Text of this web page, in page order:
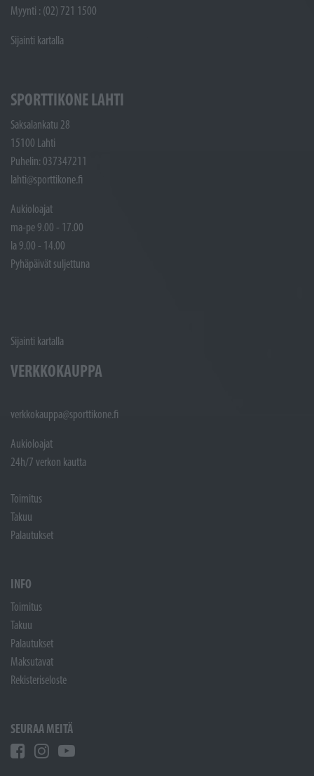
Myynti : (02) 721 1500
Sijainti kartalla
SPORTTIKONE LAHTI
Saksalankatu 28
15100 Lahti
Puhelin: 037347211
lahti@sporttikone.fi
Aukioloajat
ma-pe 9.00 - 17.00
la 9.00 - 14.00
Pyhäpäivät suljettuna
Sijainti kartalla
VERKKOKAUPPA
verkkokauppa@sporttikone.fi
Aukioloajat
24h/7 verkon kautta
Toimitus
Takuu
Palautukset
INFO
Toimitus
Takuu
Palautukset
Maksutavat
Rekisteriseloste
SEURAA MEITÄ